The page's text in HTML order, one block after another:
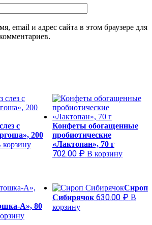
email и адрес сайта в этом браузере для
с
200
корзину
Конфеты обогащенные
пробиотические
«Лактопан», 70 г
702.00 ₽ В корзину
A», 80
Сироп
Сибирячок 630.00 ₽ В
корзину